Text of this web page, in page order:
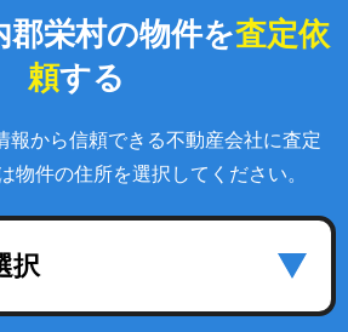
郡栄村の物件を査定依
頼する
報から信頼できる不動産会社に査定
物件の住所を選択してください。
択